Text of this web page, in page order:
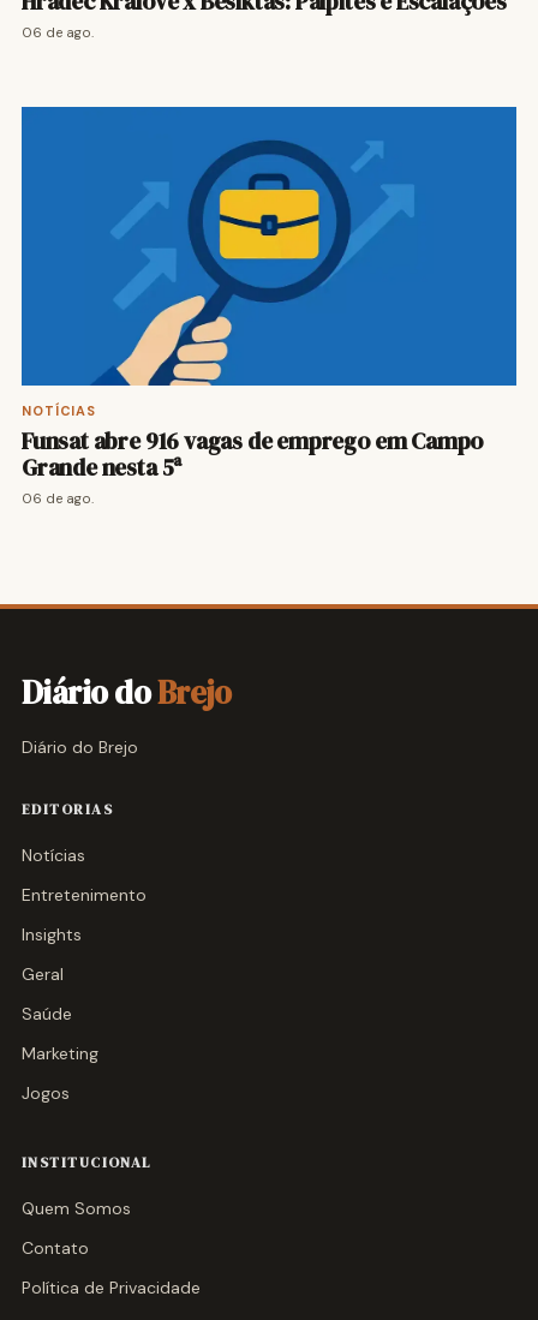
06 de ago.
NOTÍCIAS
Funsat abre 916 vagas de emprego em Campo
Grande nesta 5ª
06 de ago.
Diário doBrejo
Diário do Brejo
EDITORIAS
Notícias
Entretenimento
Insights
Geral
Saúde
Marketing
Jogos
INSTITUCIONAL
Quem Somos
Contato
Política de Privacidade